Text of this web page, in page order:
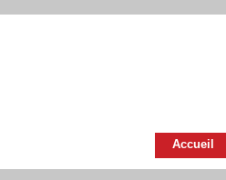
Accueil